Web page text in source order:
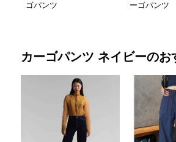
ゴパンツ
ーゴパンツ
カーゴパンツ ネイビーのお